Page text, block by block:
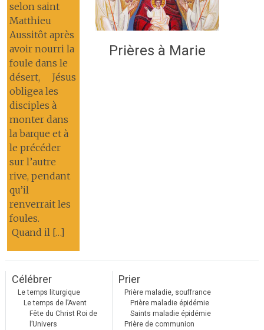
selon saint
Matthieu
Aussitôt après
avoir nourri la
foule dans le
désert, Jésus
obligea les
disciples à
monter dans
la barque et à
le précéder
sur l’autre
rive, pendant
qu’il
renverrait les
foules.
Quand il […]
Prières à Marie
Célébrer
Le temps liturgique
Le temps de l’Avent
Fête du Christ Roi de
l’Univers
Prier
Prière maladie, souffrance
Prière maladie épidémie
Saints maladie épidémie
Prière de communion